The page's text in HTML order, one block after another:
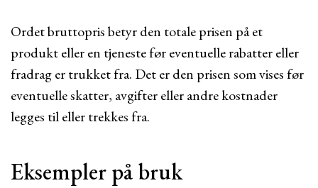
Ordet bruttopris betyr den totale prisen på et
produkt eller en tjeneste før eventuelle rabatter eller
fradrag er trukket fra. Det er den prisen som vises før
eventuelle skatter, avgifter eller andre kostnader
legges til eller trekkes fra.
Eksempler på bruk